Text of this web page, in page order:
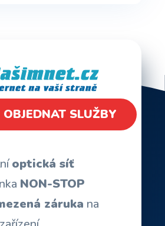
OBJEDNAT SLUŽBY
optická síť
NON-STOP
záruka na